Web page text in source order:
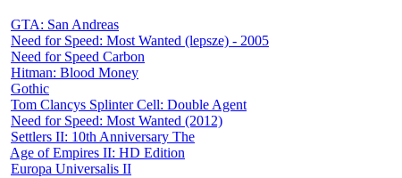
GTA: San Andreas
Need for Speed: Most Wanted (lepsze) - 2005
Need for Speed Carbon
Hitman: Blood Money
Gothic
Tom Clancys Splinter Cell: Double Agent
Need for Speed: Most Wanted (2012)
Settlers II: 10th Anniversary The
Age of Empires II: HD Edition
Europa Universalis II